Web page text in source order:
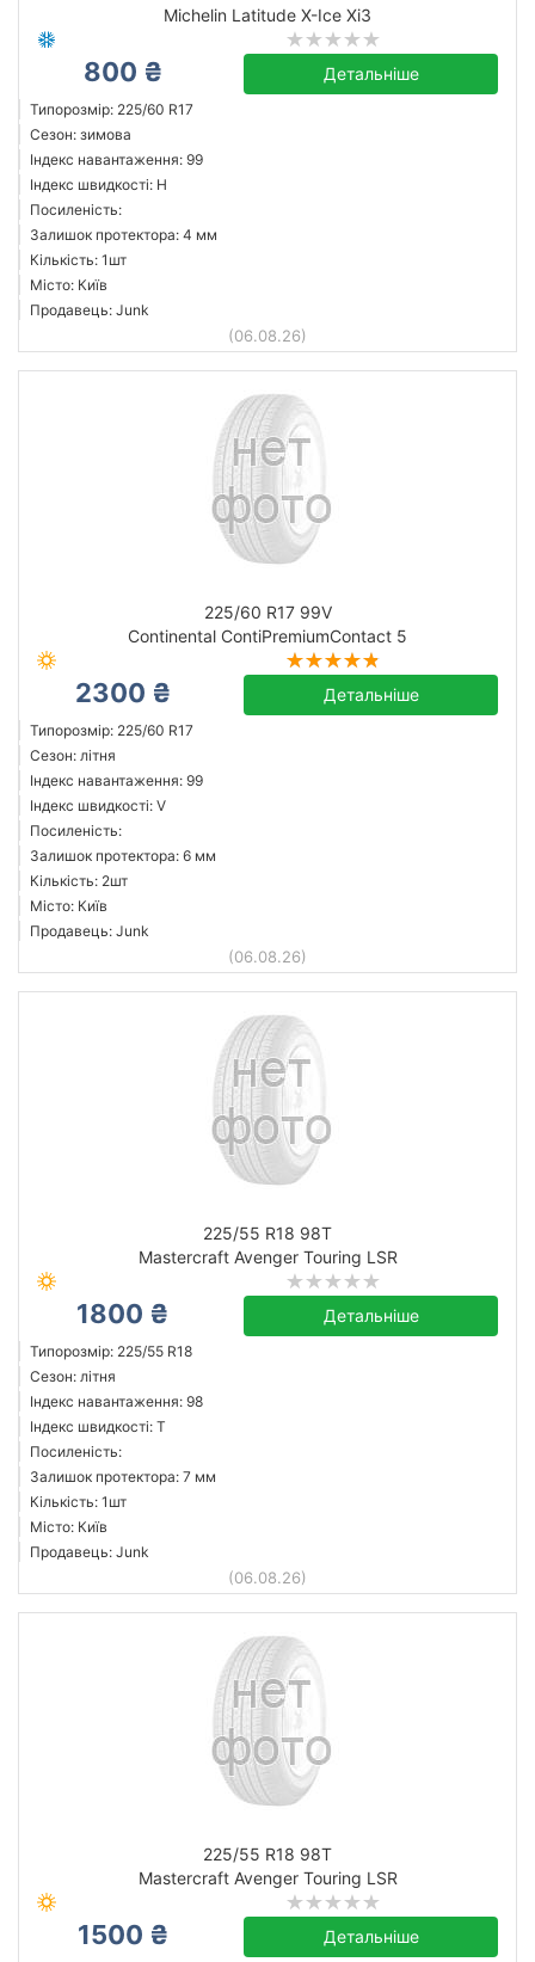
Michelin Latitude X-Ice Xi3
800 ₴ Детальніше
Типорозмір: 225/60 R17
Сезон: зимова
Індекс навантаження: 99
Індекс швидкості: H
Посиленість:
Залишок протектора: 4 мм
Кількість: 1шт
Місто: Київ
Продавець: Junk
(06.08.26)
225/60 R17 99V
Continental ContiPremiumContact 5
2300 ₴ Детальніше
Типорозмір: 225/60 R17
Сезон: літня
Індекс навантаження: 99
Індекс швидкості: V
Посиленість:
Залишок протектора: 6 мм
Кількість: 2шт
Місто: Київ
Продавець: Junk
(06.08.26)
225/55 R18 98T
Mastercraft Avenger Touring LSR
1800 ₴ Детальніше
Типорозмір: 225/55 R18
Сезон: літня
Індекс навантаження: 98
Індекс швидкості: T
Посиленість:
Залишок протектора: 7 мм
Кількість: 1шт
Місто: Київ
Продавець: Junk
(06.08.26)
225/55 R18 98T
Mastercraft Avenger Touring LSR
1500 ₴ Детальніше